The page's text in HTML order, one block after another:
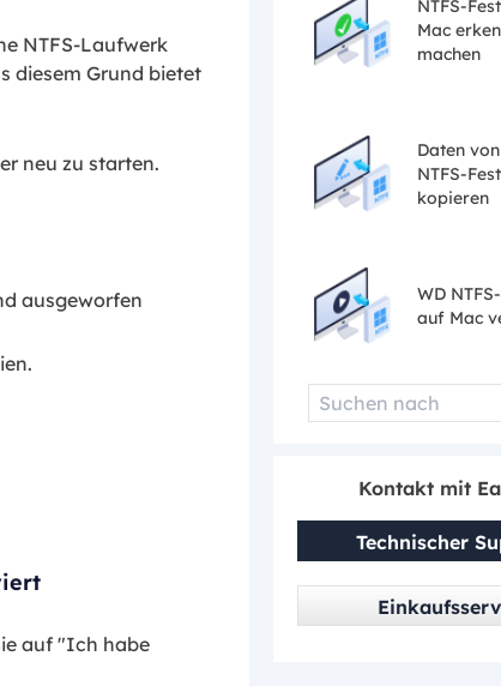
NTFS-Laufwerk
diesem Grund bietet
neu zu starten.
ausgeworfen
auf "Ich habe
NTFS-
Mac
machen
Daten
NTFS-
kopieren
WD
auf Mac
Kontakt mit
Technischer